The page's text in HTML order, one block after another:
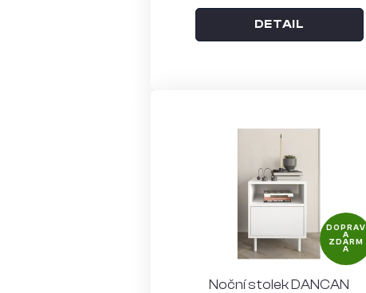
DETAIL
DOPRAV
A
ZDARM
A
Noční stolek DANCAN